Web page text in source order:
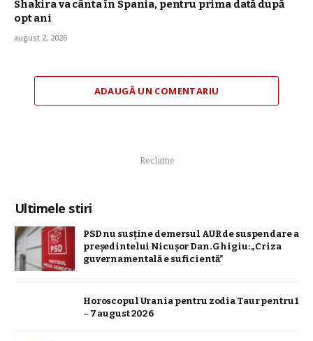
Shakira va cânta în Spania, pentru prima dată după
opt ani
august 2, 2026
ADAUGĂ UN COMENTARIU
Reclame
Ultimele stiri
PSD nu susține demersul AUR de suspendare a
președintelui Nicușor Dan. Ghigiu: „Criza
guvernamentală e suficientă”
Horoscopul Urania pentru zodia Taur pentru 1
– 7 august 2026